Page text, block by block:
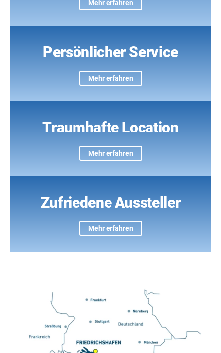
Mehr erfahren
Persönlicher Service
Mehr erfahren
Traumhafte Location
Mehr erfahren
Zufriedene Aussteller
Mehr erfahren